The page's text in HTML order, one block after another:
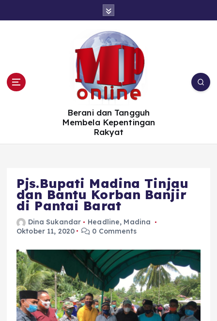
Berani dan Tangguh
Membela Kepentingan
Rakyat
Pjs.Bupati Madina Tinjau
dan Bantu Korban Banjir
di Pantai Barat
Dina Sukandar Headline, Madina
Oktober 11, 2020
0 Comments